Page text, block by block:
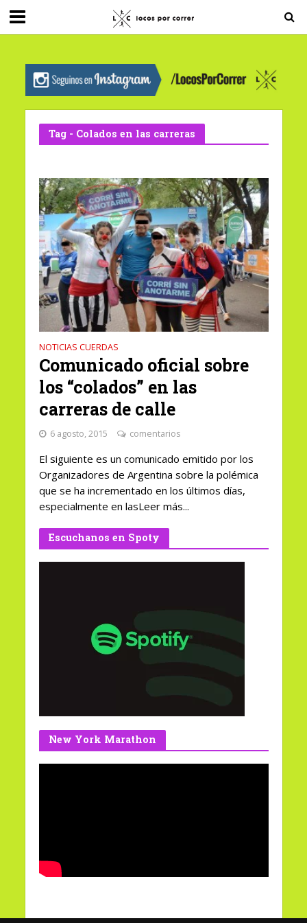
G-0X2PD3RFLV
Tag - Colados en las carreras
NOTICIAS CUERDAS
Comunicado oficial sobre
los “colados” en las
carreras de calle
6 agosto, 2015 comentarios
El siguiente es un comunicado emitido por los
Organizadores de Argentina sobre la polémica
que se ha incrementado en los últimos días,
especialmente en lasLeer más...
Escuchanos en Spoty
New York Marathon